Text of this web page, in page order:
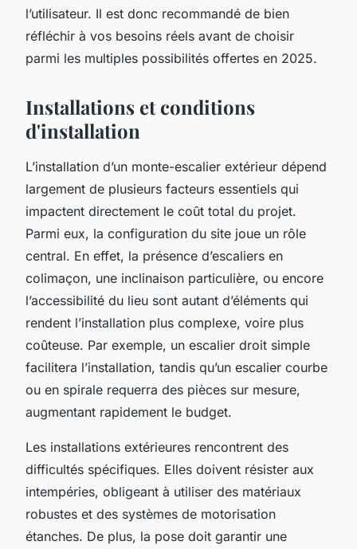
l’utilisateur. Il est donc recommandé de bien
réfléchir à vos besoins réels avant de choisir
parmi les multiples possibilités offertes en 2025.
Installations et conditions
d'installation
L’installation d’un monte-escalier extérieur dépend
largement de plusieurs facteurs essentiels qui
impactent directement le coût total du projet.
Parmi eux, la configuration du site joue un rôle
central. En effet, la présence d’escaliers en
colimaçon, une inclinaison particulière, ou encore
l’accessibilité du lieu sont autant d’éléments qui
rendent l’installation plus complexe, voire plus
coûteuse. Par exemple, un escalier droit simple
facilitera l’installation, tandis qu’un escalier courbe
ou en spirale requerra des pièces sur mesure,
augmentant rapidement le budget.
Les installations extérieures rencontrent des
difficultés spécifiques. Elles doivent résister aux
intempéries, obligeant à utiliser des matériaux
robustes et des systèmes de motorisation
étanches. De plus, la pose doit garantir une